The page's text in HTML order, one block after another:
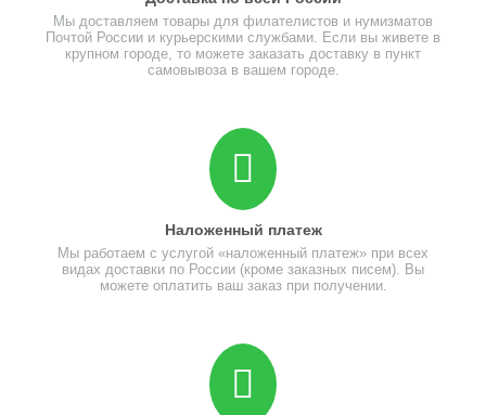
Мы доставляем товары для филателистов и нумизматов
Почтой России и курьерскими службами. Если вы живете в
крупном городе, то можете заказать доставку в пункт
самовывоза в вашем городе.
Наложенный платеж
Мы работаем с услугой «наложенный платеж» при всех
видах доставки по России (кроме заказных писем). Вы
можете оплатить ваш заказ при получении.